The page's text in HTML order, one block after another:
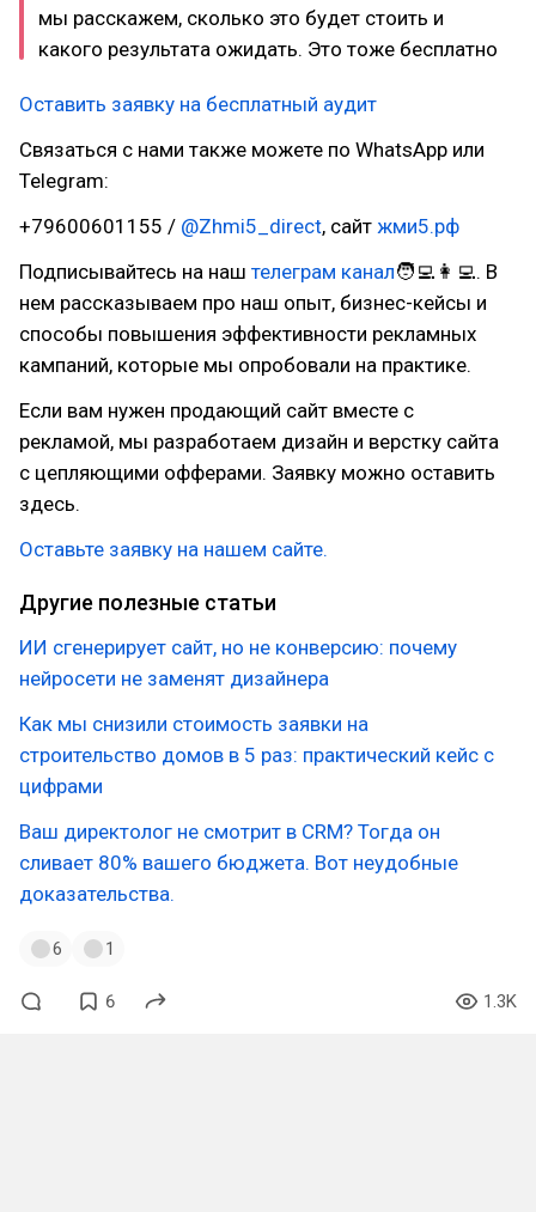
мы расскажем, сколько это будет стоить и
какого результата ожидать. Это тоже бесплатно
Оставить заявку на бесплатный аудит
Связаться с нами также можете по WhatsApp или
Telegram:
+79600601155 / @Zhmi5_direct, сайт жми5.рф
Подписывайтесь на наш телеграм канал🧑‍💻👩‍💻. В
нем рассказываем про наш опыт, бизнес-кейсы и
способы повышения эффективности рекламных
кампаний, которые мы опробовали на практике.
Если вам нужен продающий сайт вместе с
рекламой, мы разработаем дизайн и верстку сайта
с цепляющими офферами. Заявку можно оставить
здесь.
Оставьте заявку на нашем сайте.
Другие полезные статьи
ИИ сгенерирует сайт, но не конверсию: почему
нейросети не заменят дизайнера
Как мы снизили стоимость заявки на
строительство домов в 5 раз: практический кейс с
цифрами
Ваш директолог не смотрит в CRM? Тогда он
сливает 80% вашего бюджета. Вот неудобные
доказательства.
6 1
6 1.3K